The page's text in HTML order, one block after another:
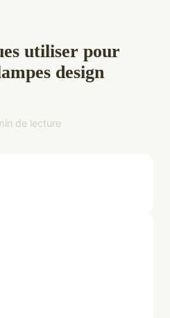
utiliser pour
design
de lecture